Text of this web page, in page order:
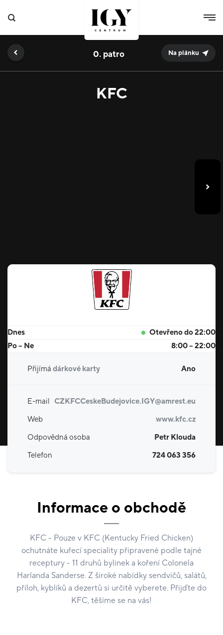
KFC
0. Na plánku
Dnes
Otevřeno do 22:00
Po – Ne
8:00 – 22:00
Přijímá dárkové karty Ano
E-mail CZKFCCeskeBudejovice.IGY@amrest.eu
Web
www.kfc.cz
Odpovědná osoba
Petr Klouda
Telefon
724 063 356
Informace o obchodě
KFC - Pouze v KFC (Kentucky Fried Chicken)
ochutnáte kuřecí speciality připravené podle tajné
receptury - 11 druhů bylinek a koření Colonela
Harlanda Sanderse. Z široké nabídky sendvičů, salátů,
příloh, kyblíků a dezertů si určitě vyberete. Přijďte do
KFC, těšíme se na vás!